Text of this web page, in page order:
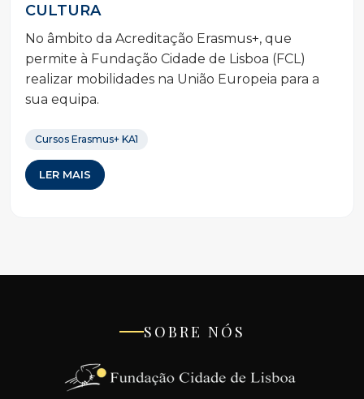
CULTURA
No âmbito da Acreditação Erasmus+, que
permite à Fundação Cidade de Lisboa (FCL)
realizar mobilidades na União Europeia para a
sua equipa.
Cursos Erasmus+ KA1
LER MAIS
SOBRE NÓS